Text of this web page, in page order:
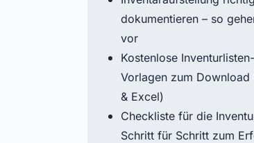
dokumentieren – so
vor
Kostenlose Inventurlisten-
Vorlagen zum Download
& Excel)
Checkliste für die
Schritt für Schritt zum